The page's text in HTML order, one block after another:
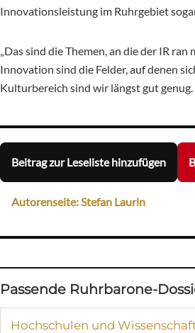
Innovationsleistung im Ruhrgebiet
„Das sind die Themen, an die der IR
Innovation sind die Felder, auf denen
Kulturbereich sind wir längst gut
Beitrag zur Leseliste hinzufügen
Autorenseite: Stefan Laurin
Passende Ruhrbarone-
Hochschulen und